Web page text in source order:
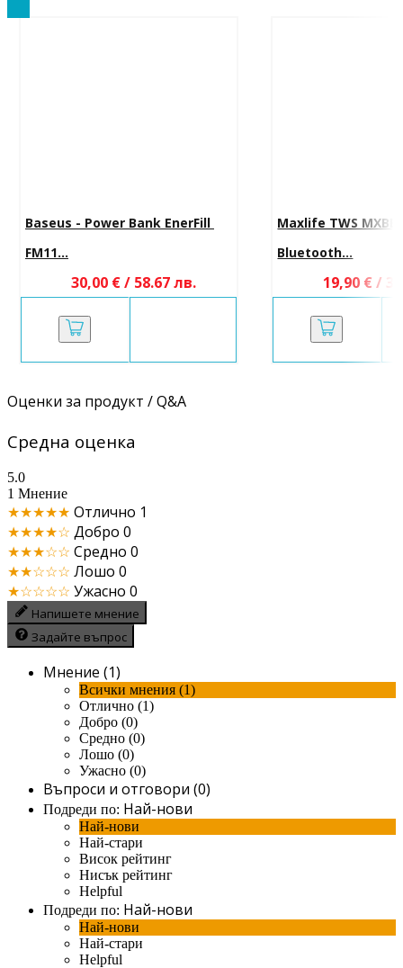
Baseus - Power Bank EnerFill
FM11...
30,00 € / 58.67 лв.
Maxlife TWS
Bluetooth...
19,90 € /
Оценки за продукт / Q&A
Средна оценка
5.0
1 Мнение
★★★★★ Отлично 1
★★★★☆ Добро 0
★★★☆☆ Средно 0
★★☆☆☆ Лошо 0
★☆☆☆☆ Ужасно 0
Напишете мнение
Задайте въпрос
Мнение (1)
Всички мнения (1)
Отлично (1)
Добро (0)
Средно (0)
Лошо (0)
Ужасно (0)
Въпроси и отговори (0)
Подреди по: Най-нови
Най-нови
Най-стари
Висок рейтинг
Нисък рейтинг
Helpful
Подреди по: Най-нови
Най-нови
Най-стари
Helpful